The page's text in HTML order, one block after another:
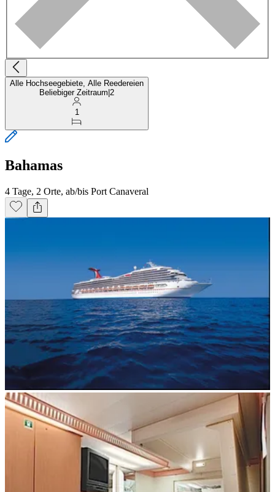
Alle Hochseegebiete, Alle Reedereien
Beliebiger Zeitraum 2
1
Bahamas
4 Tage, 2 Orte, ab/bis Port Canaveral